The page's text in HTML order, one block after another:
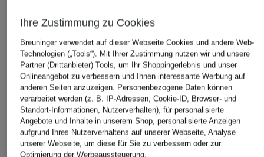
OPUS
STRUCTU
CHF 119
OPUS
CHF 75
Stil
CHF 139
ÄHNLICHE ARTIKEL ENTDECKEN
Ihre Zustimmung zu Cookies
Breuninger verwendet auf dieser Webseite Cookies und andere Web-
Technologien („Tools“). Mit Ihrer Zustimmung nutzen wir und unsere
Partner (Drittanbieter) Tools, um Ihr Shoppingerlebnis und unser
Onlineangebot zu verbessern und Ihnen interessante Werbung auf
anderen Seiten anzuzeigen. Personenbezogene Daten können
verarbeitet werden (z. B. IP-Adressen, Cookie-ID, Browser- und
Standort-Informationen, Nutzerverhalten), für personalisierte
Angebote und Inhalte in unserem Shop, personalisierte Anzeigen
aufgrund Ihres Nutzerverhaltens auf unserer Webseite, Analyse
unserer Webseite, um diese für Sie zu verbessern oder zur
Optimierung der Werbeaussteuerung.